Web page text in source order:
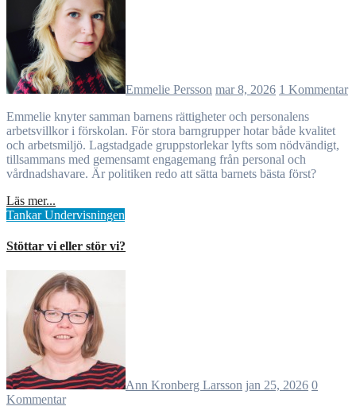
Emmelie Persson mar 8, 2026 1 Kommentar
Emmelie knyter samman barnens rättigheter och personalens
arbetsvillkor i förskolan. För stora barngrupper hotar både kvalitet
och arbetsmiljö. Lagstadgade gruppstorlekar lyfts som nödvändigt,
tillsammans med gemensamt engagemang från personal och
vårdnadshavare. Är politiken redo att sätta barnets bästa först?
Läs mer...
TankarUndervisningen
Stöttar vi eller stör vi?
Ann Kronberg Larsson jan 25, 2026 0
Kommentar